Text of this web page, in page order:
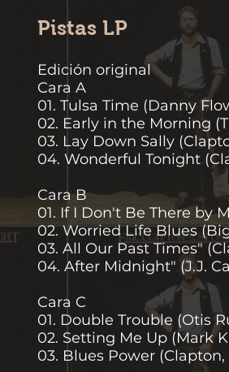
Pistas LP
Edición original
Cara A
01. Tulsa Time (Danny
02. Early in the Morning
03. Lay Down Sally
04. Wonderful Tonight
Cara B
01. If I Don't Be There by
02. Worried Life Blues
03. All Our Past Times"
04. After Midnight" (J.J.
Cara C
01. Double Trouble (Otis
02. Setting Me Up (Mark
03. Blues Power (Clapton,